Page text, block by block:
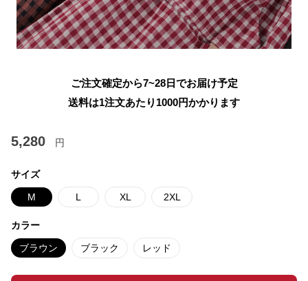
ご注文確定から7~28日でお届け予定
送料は1注文あたり 1000円かかります
5,280 円
サイズ
M L XL 2XL
カラー
ブラウン ブラック レッド